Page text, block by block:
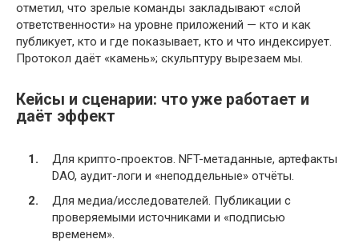
отметил, что зрелые команды закладывают «слой
ответственности» на уровне приложений — кто и как
публикует, кто и где показывает, кто и что индексирует.
Протокол даёт «камень»; скульптуру вырезаем мы.
Кейсы и сценарии: что уже работает и
даёт эффект
Для крипто-проектов. NFT-метаданные, артефакты
DAO, аудит-логи и «неподдельные» отчёты.
Для медиа/исследователей. Публикации с
проверяемыми источниками и «подписью
временем».